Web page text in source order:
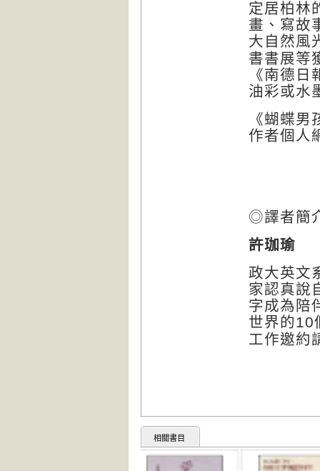
定居柏林
畫、寫故
大自然風
書書展等
《南德 日
油彩或水
《蝴蝶男
作者個人
◎譯者簡
許珈瑜
政大英文
家認真說
字成為陪
世界的10
工作邀約
相關書目